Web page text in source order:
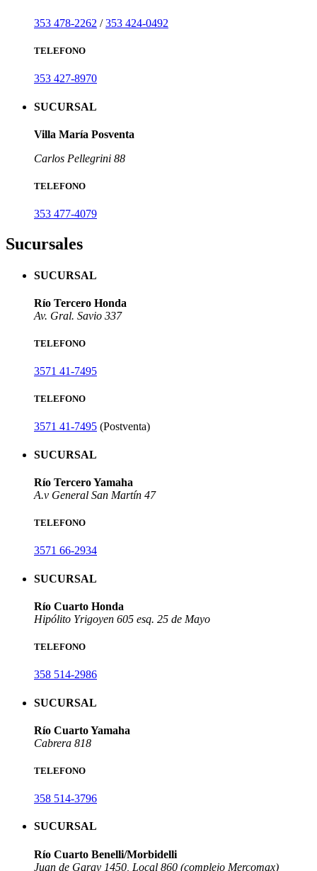
353 478-2262 /353 424-0492
TELEFONO
353 427-8970
SUCURSAL
Villa María Posventa
Carlos Pellegrini 88
TELEFONO
353 477-4079
Sucursales
SUCURSAL
Río Tercero Honda
Av. Gral. Savio 337
TELEFONO
3571 41-7495
TELEFONO
3571 41-7495 (Postventa)
SUCURSAL
Río Tercero Yamaha
A.v General San Martín 47
TELEFONO
3571 66-2934
SUCURSAL
Río Cuarto Honda
Hipólito Yrigoyen 605 esq. 25 de Mayo
TELEFONO
358 514-2986
SUCURSAL
Río Cuarto Yamaha
Cabrera 818
TELEFONO
358 514-3796
SUCURSAL
Río Cuarto Benelli/Morbidelli
Juan de Garay 1450, Local 860 (complejo Mercomax)